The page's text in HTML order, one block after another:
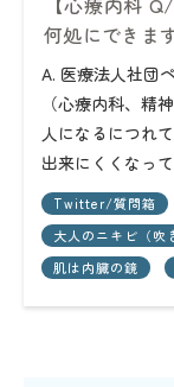
何処にできま
A. 医療法人社団
（心療内科、
人になるにつれ
出来にくくなっ
Twitter/質問箱
大人のニキビ（吹
肌は内臓の鏡